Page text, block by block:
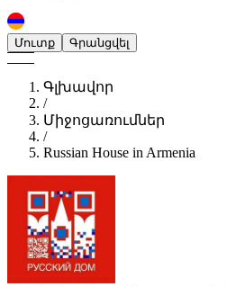
Մուտք Գրանցվել
Գլխավոր
/
Միջոցառումներ
/
Russian House in Armenia